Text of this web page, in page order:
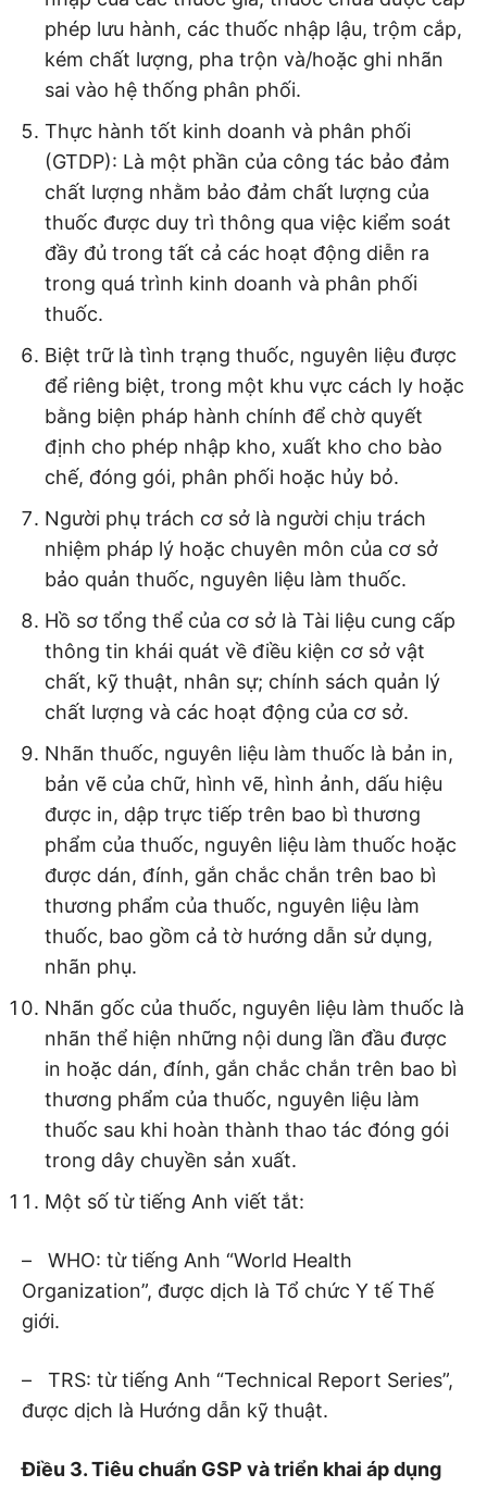
phép lưu hành, các thuốc nhập lậu, trộm cắp,
kém chất lượng, pha trộn và/hoặc ghi nhãn
sai vào hệ thống phân phối.
Thực hành tốt kinh doanh và phân phối
(GTDP): Là một phần của công tác bảo đảm
chất lượng nhằm bảo đảm chất lượng của
thuốc được duy trì thông qua việc kiểm soát
đầy đủ trong tất cả các hoạt động diễn ra
trong quá trình kinh doanh và phân phối
thuốc.
Biệt trữ là tình trạng thuốc, nguyên liệu được
để riêng biệt, trong một khu vực cách ly hoặc
bằng biện pháp hành chính để chờ quyết
định cho phép nhập kho, xuất kho cho bào
chế, đóng gói, phân phối hoặc hủy bỏ.
Người phụ trách cơ sở là người chịu trách
nhiệm pháp lý hoặc chuyên môn của cơ sở
bảo quản thuốc, nguyên liệu làm thuốc.
Hồ sơ tổng thể của cơ sở là Tài liệu cung cấp
thông tin khái quát về điều kiện cơ sở vật
chất, kỹ thuật, nhân sự; chính sách quản lý
chất lượng và các hoạt động của cơ sở.
Nhãn thuốc, nguyên liệu làm thuốc là bản in,
bản vẽ của chữ, hình vẽ, hình ảnh, dấu hiệu
được in, dập trực tiếp trên bao bì thương
phẩm của thuốc, nguyên liệu làm thuốc hoặc
được dán, đính, gắn chắc chắn trên bao bì
thương phẩm của thuốc, nguyên liệu làm
thuốc, bao gồm cả tờ hướng dẫn sử dụng,
nhãn phụ.
Nhãn gốc của thuốc, nguyên liệu làm thuốc là
nhãn thể hiện những nội dung lần đầu được
in hoặc dán, đính, gắn chắc chắn trên bao bì
thương phẩm của thuốc, nguyên liệu làm
thuốc sau khi hoàn thành thao tác đóng gói
trong dây chuyền sản xuất.
Một số từ tiếng Anh viết tắt:
– WHO: từ tiếng Anh “World Health
Organization”, được dịch là Tổ chức Y tế Thế
giới.
– TRS: từ tiếng Anh “Technical Report Series”,
được dịch là Hướng dẫn kỹ thuật.
Điều 3. Tiêu chuẩn GSP và triển khai áp dụng